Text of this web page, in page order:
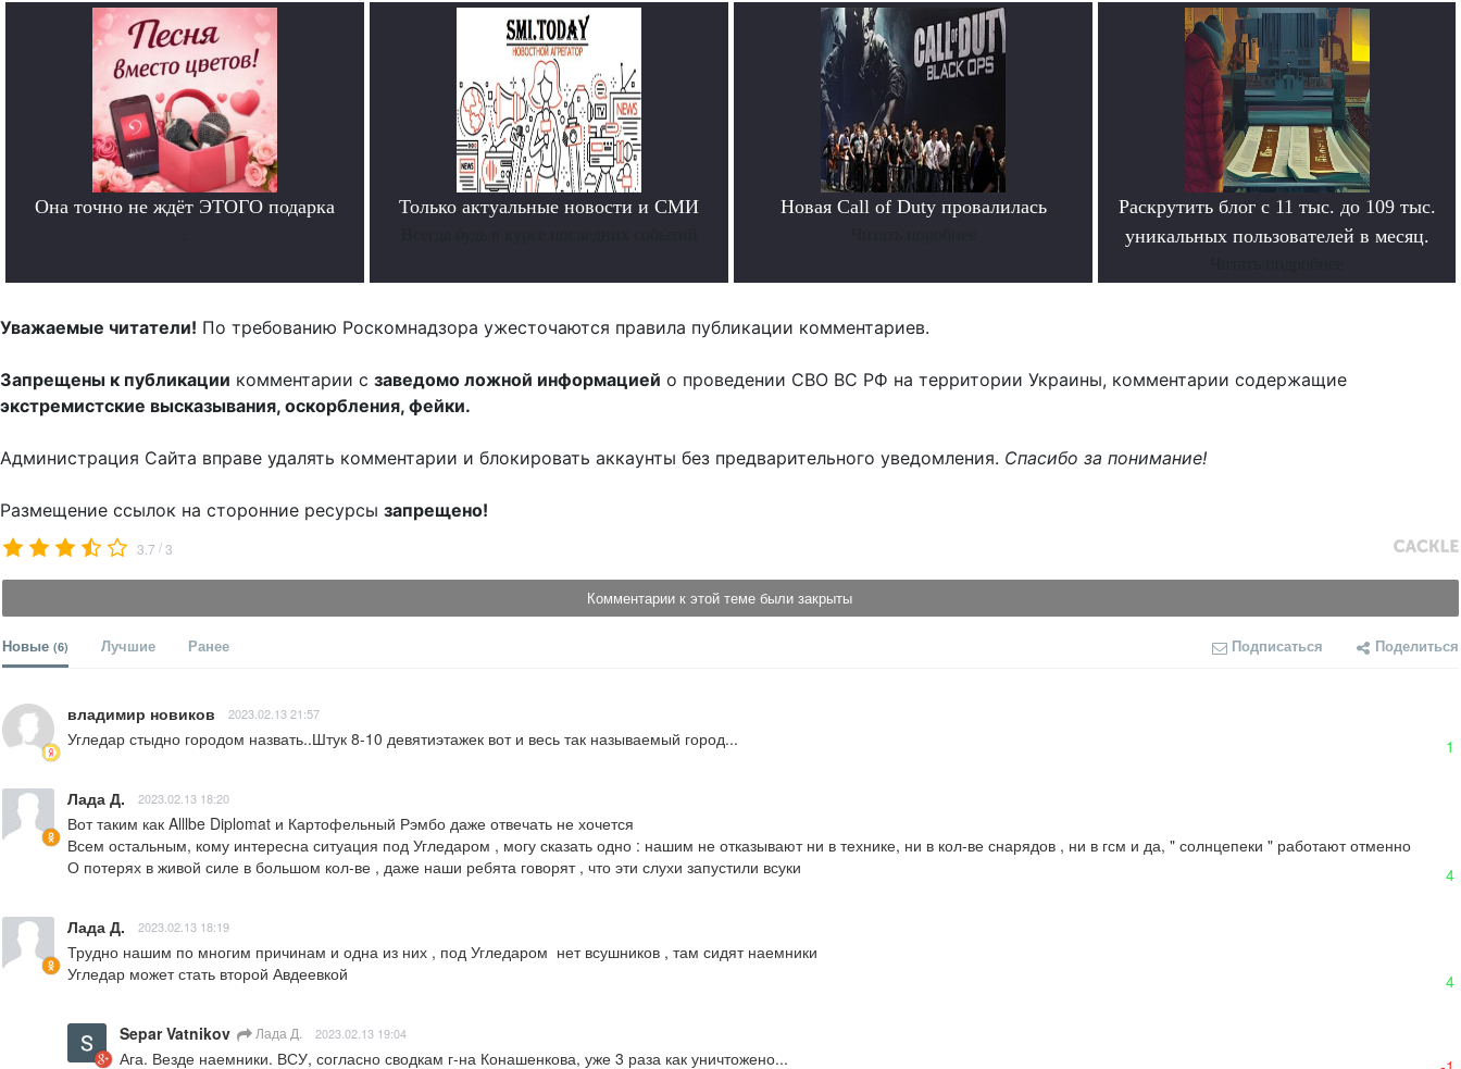
Она точно не ждёт ЭТОГО подарка Только актуальные новости и СМИ Новая Call of Duty провалилась
Раскрутить блог с 11 тыс. до 109 тыс.
уникальных пользователей в месяц.
Уважаемые читатели! По требованию Роскомнадзора ужесточаются правила публикации комментариев.
Запрещены к публикации комментарии с заведомо ложной информацией о проведении СВО ВС РФ на территории Украины, комментарии содержащие
экстремистские высказывания, оскорбления, фейки.
Администрация Сайта вправе удалять комментарии и блокировать аккаунты без предварительного уведомления. Спасибо за понимание!
Размещение ссылок на сторонние ресурсы запрещено!
3.7 /3
Комментарии к этой теме были закрыты
Новые (6) Лучшие Ранее Подписаться Поделиться
владимир новиков 2023.02.13 21:57
Угледар стыдно городом назвать..Штук 8-10 девятиэтажек вот и весь так называемый город... 1
Лада Д. 2023.02.13 18:20
Вот таким как Alllbe Diplomat и Картофельный Рэмбо даже отвечать не хочется
Всем остальным, кому интересна ситуация под Угледаром , могу сказать одно : нашим не отказывают ни в технике, ни в кол-ве снарядов , ни в гсм и да, " солнцепеки " работают отменно
О потерях в живой силе в большом кол-ве , даже наши ребята говорят , что эти слухи запустили всуки
4
Лада Д. 2023.02.13 18:19
Трудно нашим по многим причинам и одна из них , под Угледаром  нет всушников , там сидят наемники
Угледар может стать второй Авдеевкой
4
Separ Vatnikov Лада Д. 2023.02.13 19:04
Ага. Везде наемники. ВСУ, согласно сводкам г-на Конашенкова, уже 3 раза как уничтожено...